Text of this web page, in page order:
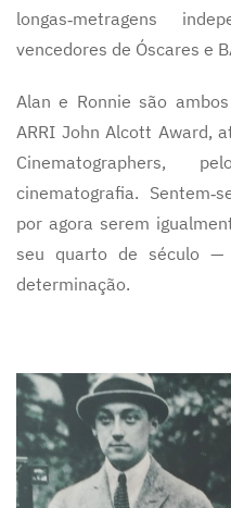
longas‑metragens
vencedores de Óscares e
Alan e Ronnie são
ARRI John Alcott Award,
Cinematographers,
cinematografia.
por agora serem
seu quarto de século
determinação.